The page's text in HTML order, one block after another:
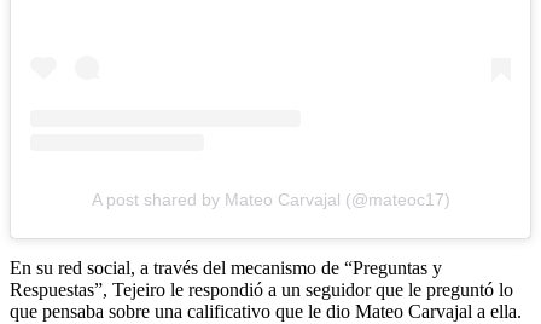
A post shared by Mateo Carvajal (@mateoc17)
En su red social, a través del mecanismo de “Preguntas y
Respuestas”, Tejeiro le respondió a un seguidor que le preguntó lo
que pensaba sobre una calificativo que le dio Mateo Carvajal a ella.